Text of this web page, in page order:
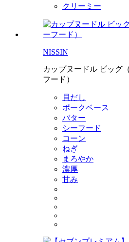
クリーミー
NISSIN
カップヌードル ビッグ
フード）
貝だし
ポークベース
バター
シーフード
コーン
ねぎ
まろやか
濃厚
甘み